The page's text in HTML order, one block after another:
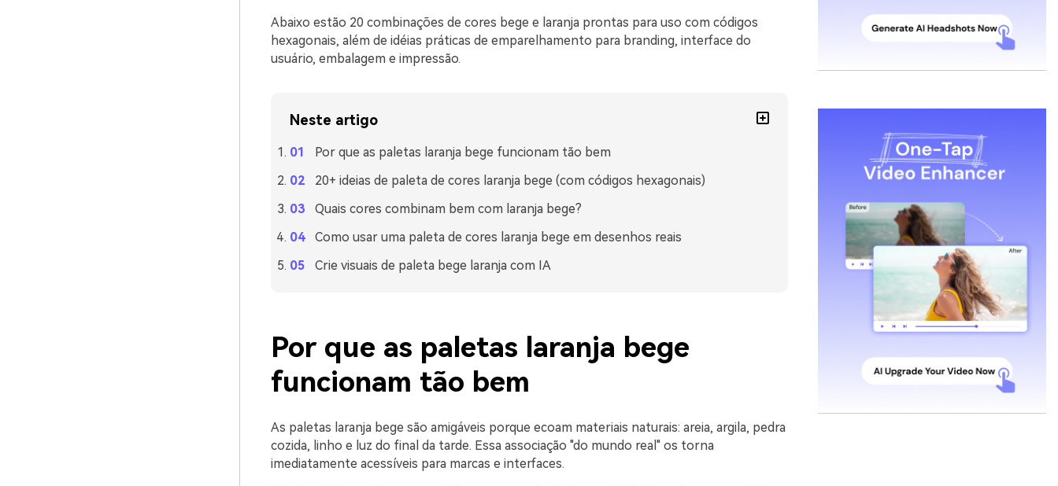
Abaixo estão 20 combinações de cores bege e laranja prontas para uso com códigos
hexagonais, além de idéias práticas de emparelhamento para branding, interface do
usuário, embalagem e impressão.
Neste artigo
Por que as paletas laranja bege funcionam tão bem
20+ ideias de paleta de cores laranja bege (com códigos hexagonais)
Quais cores combinam bem com laranja bege?
Como usar uma paleta de cores laranja bege em desenhos reais
Crie visuais de paleta bege laranja com IA
Por que as paletas laranja bege
funcionam tão bem
As paletas laranja bege são amigáveis porque ecoam materiais naturais: areia, argila, pedra
cozida, linho e luz do final da tarde. Essa associação "do mundo real" os torna
imediatamente acessíveis para marcas e interfaces.